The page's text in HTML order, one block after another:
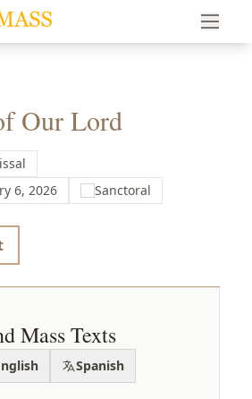
Latin Mass of South Florida
Our Lord
6, 2026
Sanctoral
Mass Texts
Spanish